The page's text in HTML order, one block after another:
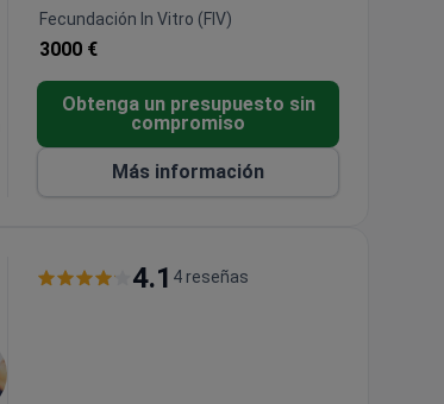
Fecundación In Vitro (FIV)
3000 €
Obtenga un presupuesto sin
compromiso
Más información
4.1 4 reseñas